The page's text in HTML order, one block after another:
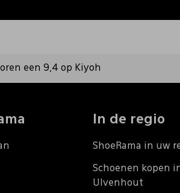
een 9,4 op Kiyoh
In de regio
ShoeRama in uw
Schoenen kopen
Ulvenhout